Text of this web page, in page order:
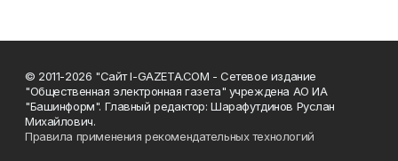
© 2011-2026 "Сайт I-GAZETA.COM - Сетевое издание
"Общественная электронная газета" учреждена АО ИА
"Башинформ". Главный редактор: Шарафутдинов Руслан
Михайлович.
Правила применения рекомендательных технологий